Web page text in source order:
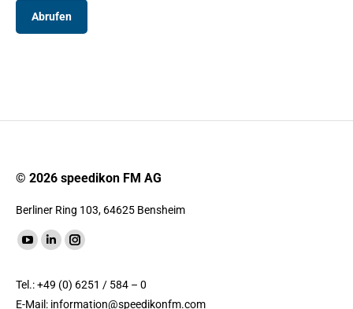
© 2026 speedikon FM AG
Berliner Ring 103, 64625 Bensheim
Finde uns auf:
YouTube
wird
LinkedIn
wird
Instagram
wird
Tel.: +49 (0) 6251 / 584 – 0
E-Mail: information@speedikonfm.com